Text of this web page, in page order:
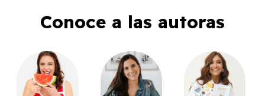
Conoce a las autoras